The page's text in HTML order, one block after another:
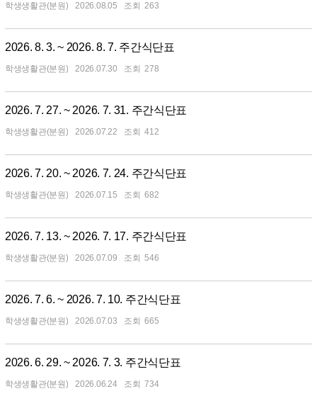
학생생활관(분원) 2026.08.05 263
2026. 8. 3. ~ 2026. 8. 7. 주간식단표
학생생활관(분원) 2026.07.30 278
2026. 7. 27. ~ 2026. 7. 31. 주간식단표
학생생활관(분원) 2026.07.22 412
2026. 7. 20. ~ 2026. 7. 24. 주간식단표
학생생활관(분원) 2026.07.15 682
2026. 7. 13. ~ 2026. 7. 17. 주간식단표
학생생활관(분원) 2026.07.09 546
2026. 7. 6. ~ 2026. 7. 10. 주간식단표
학생생활관(분원) 2026.07.03 665
2026. 6. 29. ~ 2026. 7. 3. 주간식단표
학생생활관(분원) 2026.06.24 734